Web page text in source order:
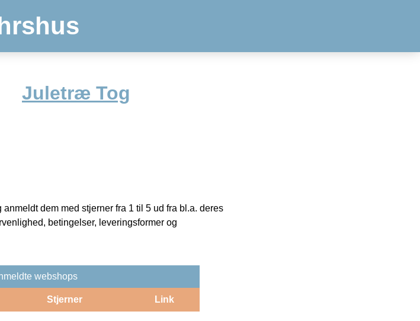
Juletræ Tog
dem med stjerner fra 1 til 5 ud fra bl.a. deres
betingelser, leveringsformer og
webshops
Stjerner Link